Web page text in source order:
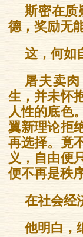
斯密在质
德，奖励无
这，何如
屠夫卖
生，并未怀
人性的底色
翼新理论拒
再选择。竟
义，自由便
便不再是秩
在社会经
他明白，